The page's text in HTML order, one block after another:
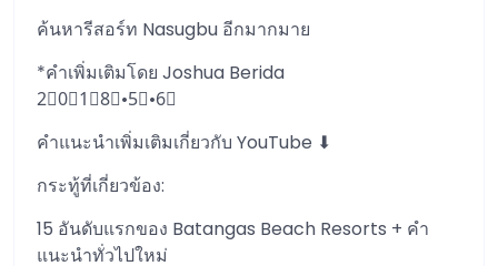
ค้นหารีสอร์ท Nasugbu อีกมากมาย
*คำเพิ่มเติมโดย Joshua Berida
2⃣0⃣1⃣8⃣•5⃣•6⃣
คำแนะนำเพิ่มเติมเกี่ยวกับ YouTube ⬇
กระทู้ที่เกี่ยวข้อง:
15 อันดับแรกของ Batangas Beach Resorts + คำ
แนะนำทั่วไปใหม่